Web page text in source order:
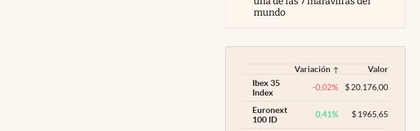
mundo
Variación
Valor
Ibex 35
Index
-0,02% $20.176,00
Euronext
100 ID
0,41% $1965,65